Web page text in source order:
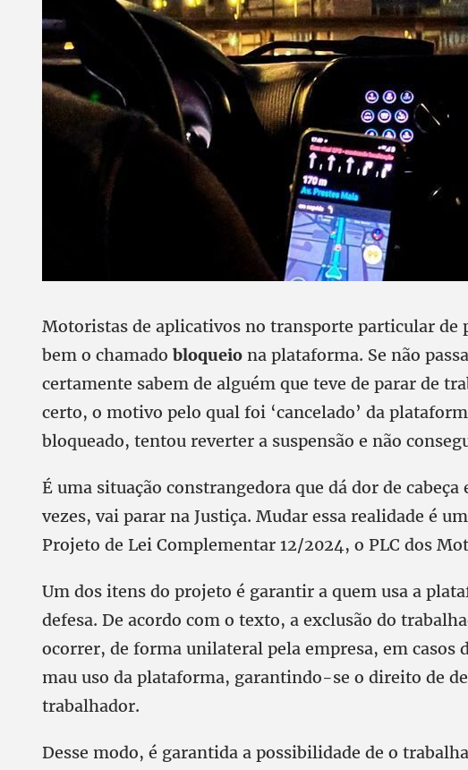
Motoristas de aplicativos no transporte particular de
bem o chamado bloqueio na plataforma. Se não
certamente sabem de alguém que teve de parar de
certo, o motivo pelo qual foi ‘cancelado’ da
bloqueado, tentou reverter a suspensão e não
É uma situação constrangedora que dá dor de
vezes, vai parar na Justiça. Mudar essa realidade é
Projeto de Lei Complementar 12/2024, o PLC dos
Um dos itens do projeto é garantir a quem usa a
defesa. De acordo com o texto, a exclusão do
ocorrer, de forma unilateral pela empresa, em casos
mau uso da plataforma, garantindo-se o direito de
trabalhador.
Desse modo, é garantida a possibilidade de o